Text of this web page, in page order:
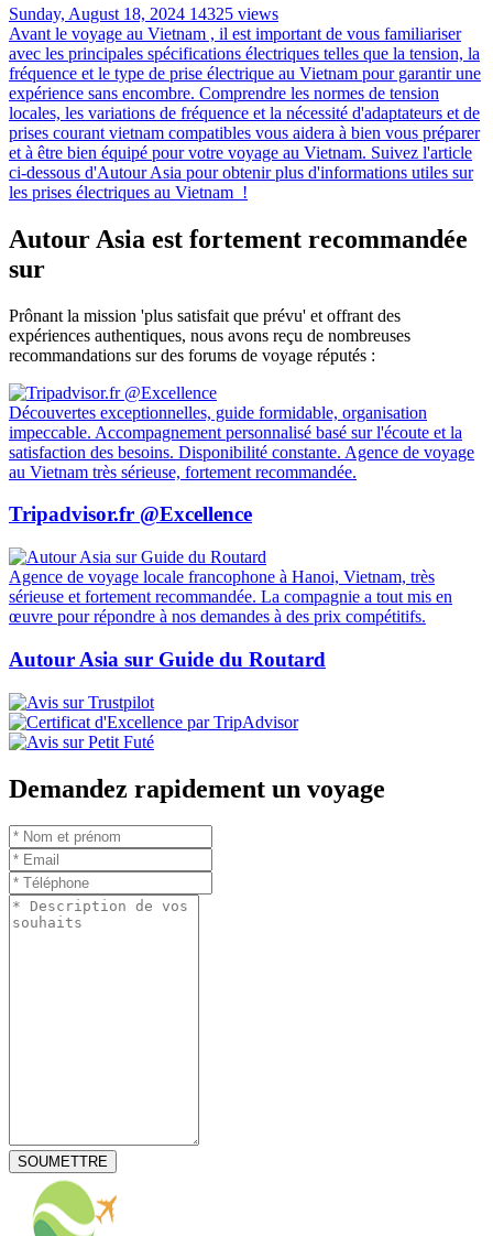
Sunday, August 18, 2024 14325 views
Avant le voyage au Vietnam , il est important de vous familiariser
avec les principales spécifications électriques telles que la tension, la
fréquence et le type de prise électrique au Vietnam pour garantir une
expérience sans encombre. Comprendre les normes de tension
locales, les variations de fréquence et la nécessité d'adaptateurs et de
prises courant vietnam compatibles vous aidera à bien vous préparer
et à être bien équipé pour votre voyage au Vietnam. Suivez l'article
ci-dessous d'Autour Asia pour obtenir plus d'informations utiles sur
les prises électriques au Vietnam !
Autour Asia est fortement recommandée
sur
Prônant la mission 'plus satisfait que prévu' et offrant des
expériences authentiques, nous avons reçu de nombreuses
recommandations sur des forums de voyage réputés :
Découvertes exceptionnelles, guide formidable, organisation
impeccable. Accompagnement personnalisé basé sur l'écoute et la
satisfaction des besoins. Disponibilité constante. Agence de voyage
au Vietnam très sérieuse, fortement recommandée.
Tripadvisor.fr @Excellence
Agence de voyage locale francophone à Hanoi, Vietnam, très
sérieuse et fortement recommandée. La compagnie a tout mis en
œuvre pour répondre à nos demandes à des prix compétitifs.
Autour Asia sur Guide du Routard
Demandez rapidement un voyage